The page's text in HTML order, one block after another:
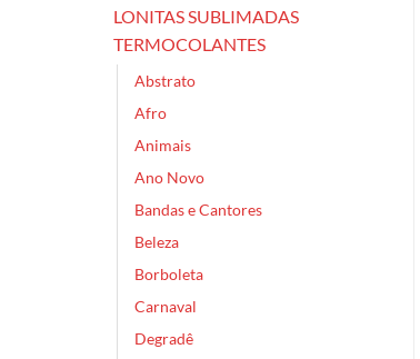
LONITAS SUBLIMADAS
TERMOCOLANTES
Abstrato
Afro
Animais
Ano Novo
Bandas e Cantores
Beleza
Borboleta
Carnaval
Degradê